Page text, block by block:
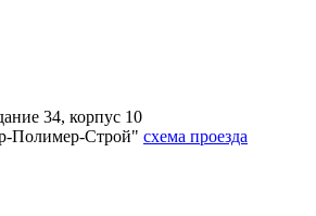
34, корпус 10
Полимер-Строй" схема проезда